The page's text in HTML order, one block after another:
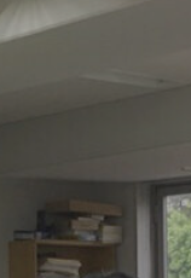
インタビュー